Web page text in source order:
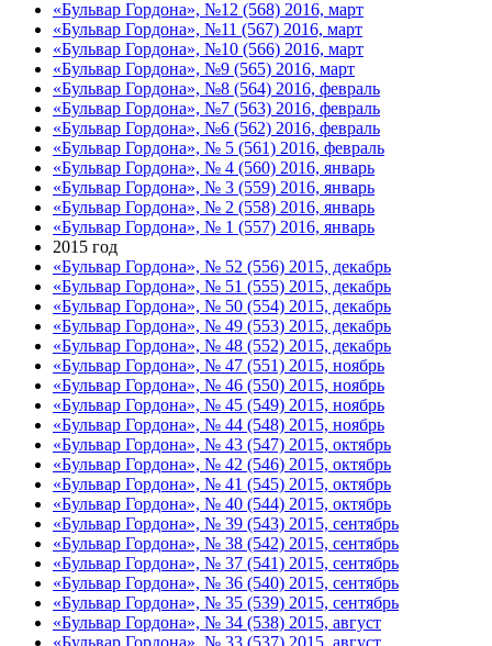
«Бульвар Гордона», №12 (568) 2016, март
«Бульвар Гордона», №11 (567) 2016, март
«Бульвар Гордона», №10 (566) 2016, март
«Бульвар Гордона», №9 (565) 2016, март
«Бульвар Гордона», №8 (564) 2016, февраль
«Бульвар Гордона», №7 (563) 2016, февраль
«Бульвар Гордона», №6 (562) 2016, февраль
«Бульвар Гордона», № 5 (561) 2016, февраль
«Бульвар Гордона», № 4 (560) 2016, январь
«Бульвар Гордона», № 3 (559) 2016, январь
«Бульвар Гордона», № 2 (558) 2016, январь
«Бульвар Гордона», № 1 (557) 2016, январь
2015 год
«Бульвар Гордона», № 52 (556) 2015, декабрь
«Бульвар Гордона», № 51 (555) 2015, декабрь
«Бульвар Гордона», № 50 (554) 2015, декабрь
«Бульвар Гордона», № 49 (553) 2015, декабрь
«Бульвар Гордона», № 48 (552) 2015, декабрь
«Бульвар Гордона», № 47 (551) 2015, ноябрь
«Бульвар Гордона», № 46 (550) 2015, ноябрь
«Бульвар Гордона», № 45 (549) 2015, ноябрь
«Бульвар Гордона», № 44 (548) 2015, ноябрь
«Бульвар Гордона», № 43 (547) 2015, октябрь
«Бульвар Гордона», № 42 (546) 2015, октябрь
«Бульвар Гордона», № 41 (545) 2015, октябрь
«Бульвар Гордона», № 40 (544) 2015, октябрь
«Бульвар Гордона», № 39 (543) 2015, сентябрь
«Бульвар Гордона», № 38 (542) 2015, сентябрь
«Бульвар Гордона», № 37 (541) 2015, сентябрь
«Бульвар Гордона», № 36 (540) 2015, сентябрь
«Бульвар Гордона», № 35 (539) 2015, сентябрь
«Бульвар Гордона», № 34 (538) 2015, август
«Бульвар Гордона», № 33 (537) 2015, август